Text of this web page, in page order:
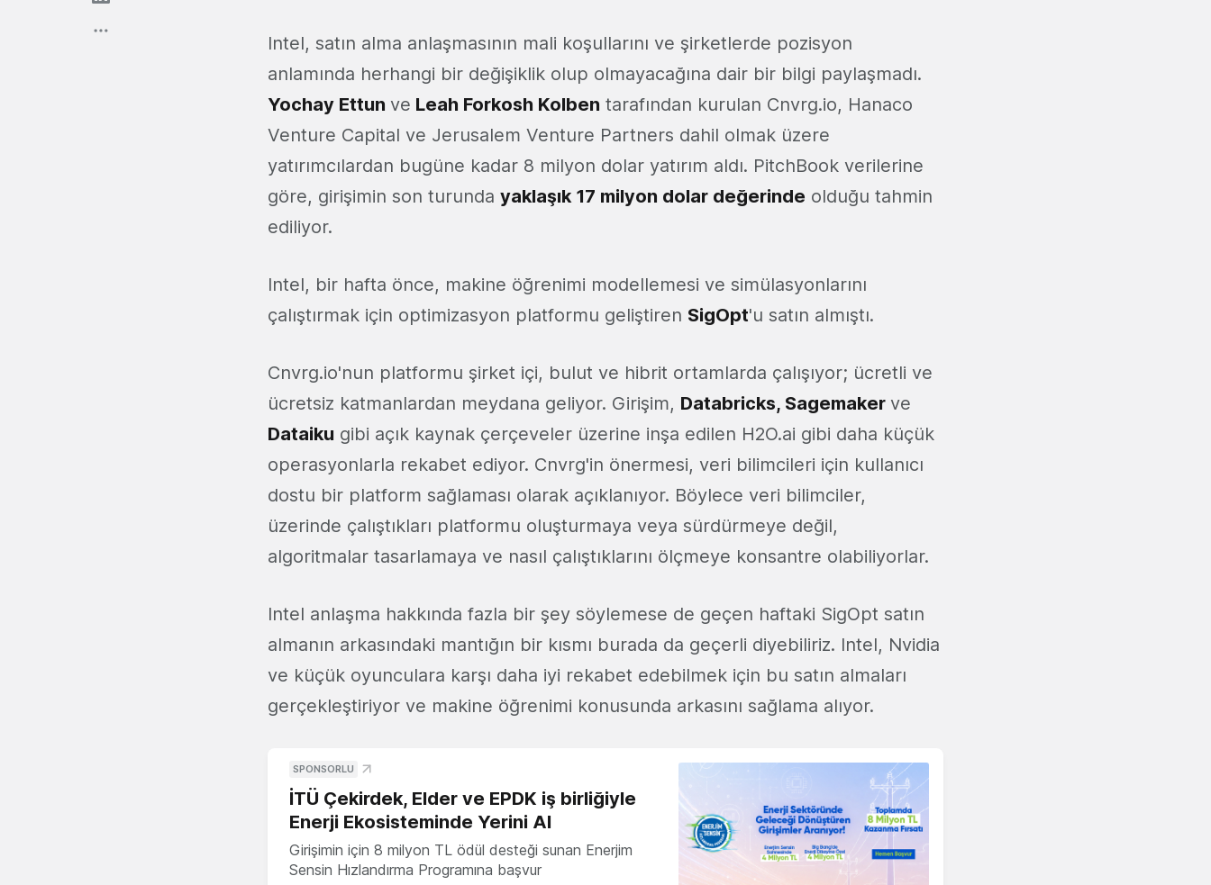
Intel, satın alma anlaşmasının mali koşullarını ve şirketlerde pozisyon
anlamında herhangi bir değişiklik olup olmayacağına dair bir bilgi paylaşmadı.
Yochay Ettun ve Leah Forkosh Kolben tarafından kurulan Cnvrg.io, Hanaco
Venture Capital ve Jerusalem Venture Partners dahil olmak üzere
yatırımcılardan bugüne kadar 8 milyon dolar yatırım aldı. PitchBook verilerine
göre, girişimin son turunda yaklaşık 17 milyon dolar değerinde olduğu tahmin
ediliyor.
Intel, bir hafta önce, makine öğrenimi modellemesi ve simülasyonlarını
çalıştırmak için optimizasyon platformu geliştiren SigOpt'u satın almıştı.
Cnvrg.io'nun platformu şirket içi, bulut ve hibrit ortamlarda çalışıyor; ücretli ve
ücretsiz katmanlardan meydana geliyor. Girişim, Databricks, Sagemaker ve
Dataiku gibi açık kaynak çerçeveler üzerine inşa edilen H2O.ai gibi daha küçük
operasyonlarla rekabet ediyor. Cnvrg'in önermesi, veri bilimcileri için kullanıcı
dostu bir platform sağlaması olarak açıklanıyor. Böylece veri bilimciler,
üzerinde çalıştıkları platformu oluşturmaya veya sürdürmeye değil,
algoritmalar tasarlamaya ve nasıl çalıştıklarını ölçmeye konsantre olabiliyorlar.
Intel anlaşma hakkında fazla bir şey söylemese de geçen haftaki SigOpt satın
almanın arkasındaki mantığın bir kısmı burada da geçerli diyebiliriz. Intel, Nvidia
ve küçük oyunculara karşı daha iyi rekabet edebilmek için bu satın almaları
gerçekleştiriyor ve makine öğrenimi konusunda arkasını sağlama alıyor.
SPONSORLU
İTÜ Çekirdek, Elder ve EPDK iş birliğiyle
Enerji Ekosisteminde Yerini Al
Girişimin için 8 milyon TL ödül desteği sunan Enerjim
Sensin Hızlandırma Programına başvur